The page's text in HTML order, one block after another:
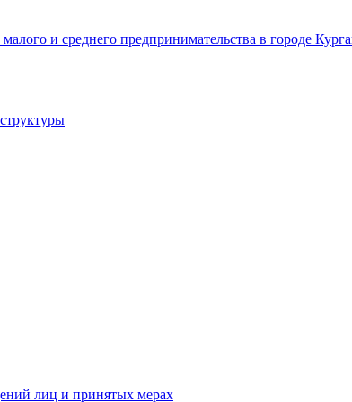
и среднего предпринимательства в городе
лиц и принятых мерах